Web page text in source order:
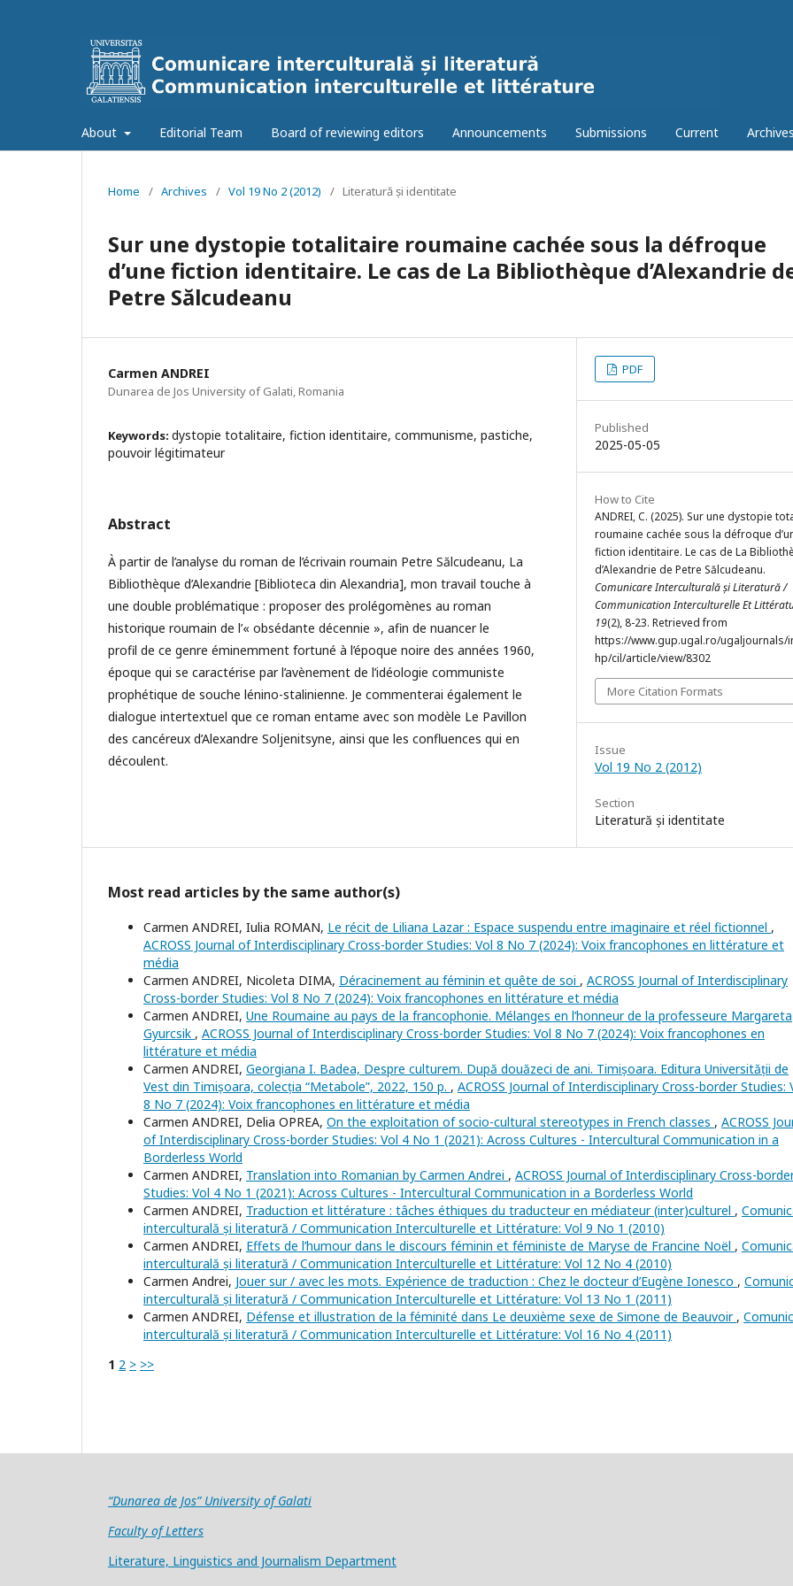
About Editorial Team Board of reviewing editors Announcements Submissions Current Archives
Home / Archives / Vol 19 No 2 (2012) / Literatură și identitate
Sur une dystopie totalitaire roumaine cachée sous la défroque
d’une fiction identitaire. Le cas de La Bibliothèque d’Alexandrie
Petre Sălcudeanu
Carmen ANDREI
Dunarea de Jos University of Galati, Romania
Keywords: dystopie totalitaire, fiction identitaire, communisme, pastiche,
pouvoir légitimateur
Abstract
À partir de l’analyse du roman de l’écrivain roumain Petre Sălcudeanu, La
Bibliothèque d’Alexandrie [Biblioteca din Alexandria], mon travail touche à
une double problématique : proposer des prolégomènes au roman
historique roumain de l’« obsédante décennie », afin de nuancer le
profil de ce genre éminemment fortuné à l’époque noire des années 1960,
époque qui se caractérise par l’avènement de l’idéologie communiste
prophétique de souche lénino-stalinienne. Je commenterai également le
dialogue intertextuel que ce roman entame avec son modèle Le Pavillon
des cancéreux d’Alexandre Soljenitsyne, ainsi que les confluences qui en
découlent.
PDF
Published
2025-05-05
How to Cite
ANDREI, C. (2025). Sur une dystopie
roumaine cachée sous la défroque
fiction identitaire. Le cas de La
d’Alexandrie de Petre Sălcudeanu.
Comunicare Interculturală și Literatură /
Communication Interculturelle Et
19(2), 8-23. Retrieved from
https://www.gup.ugal.ro/ugaljournals/
hp/cil/article/view/8302
More Citation Formats
Issue
Vol 19 No 2 (2012)
Section
Literatură și identitate
Most read articles by the same author(s)
Carmen ANDREI, Iulia ROMAN, Le récit de Liliana Lazar : Espace suspendu entre imaginaire et réel fictionnel ,
ACROSS Journal of Interdisciplinary Cross-border Studies: Vol 8 No 7 (2024): Voix francophones en littérature et
média
Carmen ANDREI, Nicoleta DIMA, Déracinement au féminin et quête de soi , ACROSS Journal of Interdisciplinary
Cross-border Studies: Vol 8 No 7 (2024): Voix francophones en littérature et média
Carmen ANDREI, Une Roumaine au pays de la francophonie. Mélanges en l’honneur de la professeure Margareta
Gyurcsik , ACROSS Journal of Interdisciplinary Cross-border Studies: Vol 8 No 7 (2024): Voix francophones en
littérature et média
Carmen ANDREI, Georgiana I. Badea, Despre culturem. După douăzeci de ani. Timișoara. Editura Universității de
Vest din Timișoara, colecția “Metabole”, 2022, 150 p. , ACROSS Journal of Interdisciplinary Cross-border Studies:
8 No 7 (2024): Voix francophones en littérature et média
Carmen ANDREI, Delia OPREA, On the exploitation of socio-cultural stereotypes in French classes , ACROSS
of Interdisciplinary Cross-border Studies: Vol 4 No 1 (2021): Across Cultures - Intercultural Communication in a
Borderless World
Carmen ANDREI, Translation into Romanian by Carmen Andrei , ACROSS Journal of Interdisciplinary Cross-
Studies: Vol 4 No 1 (2021): Across Cultures - Intercultural Communication in a Borderless World
Carmen ANDREI, Traduction et littérature : tâches éthiques du traducteur en médiateur (inter)culturel ,
interculturală și literatură / Communication Interculturelle et Littérature: Vol 9 No 1 (2010)
Carmen ANDREI, Effets de l’humour dans le discours féminin et féministe de Maryse de Francine Noël ,
interculturală și literatură / Communication Interculturelle et Littérature: Vol 12 No 4 (2010)
Carmen Andrei, Jouer sur / avec les mots. Expérience de traduction : Chez le docteur d’Eugène Ionesco ,
interculturală și literatură / Communication Interculturelle et Littérature: Vol 13 No 1 (2011)
Carmen ANDREI, Défense et illustration de la féminité dans Le deuxième sexe de Simone de Beauvoir ,
interculturală și literatură / Communication Interculturelle et Littérature: Vol 16 No 4 (2011)
1 2 > >>
“Dunarea de Jos” University of Galati
Faculty of Letters
Literature, Linguistics and Journalism Department